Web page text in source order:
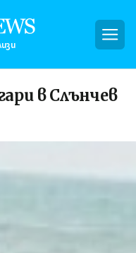
в Слънчев